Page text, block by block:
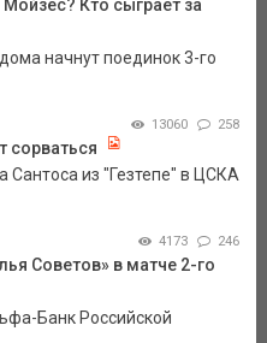
Кто сыграет за
начнут поединок 3-го
13060 258
сорваться
из "Гезтепе" в ЦСКА
4173 246
Советов» в матче 2-го
Банк Российской